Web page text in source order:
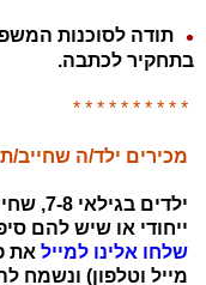
בתחקיר לכתבה.
* * * * * * * * * *
מכירים ילד/ה שחייב/ת
ילדים
ייחודי או שיש להם
שלחו אלינו למיילאת
מייל וטלפון) ונשמח